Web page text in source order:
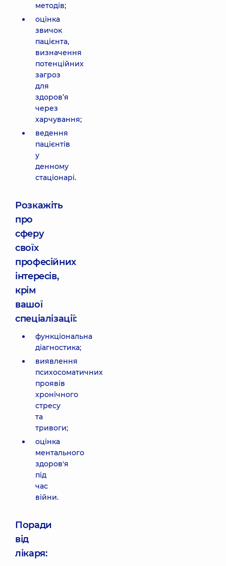
методів;
оцінка
звичок
пацієнта,
визначення
потенційних
загроз
для
здоров’я
через
харчування;
ведення
пацієнтів
у
денному
стаціонарі.
Розкажіть
про
сферу
своїх
професійних
інтересів,
крім
вашої
спеціалізації:
функціональна
діагностика;
виявлення
психосоматичних
проявів
хронічного
стресу
та
тривоги;
оцінка
ментального
здоров'я
під
час
війни.
Поради
від
лікаря: